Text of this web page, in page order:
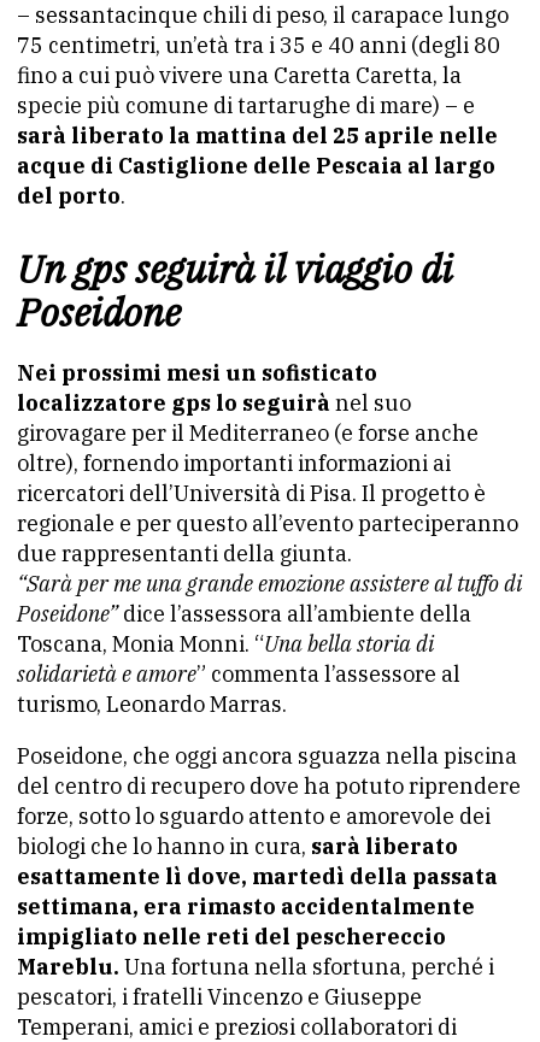
– sessantacinque chili di peso, il carapace lungo
75 centimetri, un’età tra i 35 e 40 anni (degli 80
fino a cui può vivere una Caretta Caretta, la
specie più comune di tartarughe di mare) – e
sarà liberato la mattina del 25 aprile nelle
acque di Castiglione delle Pescaia al largo
del porto.
Un gps seguirà il viaggio di
Poseidone
Nei prossimi mesi un sofisticato
localizzatore gps lo seguirà nel suo
girovagare per il Mediterraneo (e forse anche
oltre), fornendo importanti informazioni ai
ricercatori dell’Università di Pisa. Il progetto è
regionale e per questo all’evento parteciperanno
due rappresentanti della giunta.
“Sarà per me una grande emozione assistere al tuffo di
Poseidone”dice l’assessora all’ambiente della
Toscana, Monia Monni. “Una bella storia di
solidarietà e amore” commenta l’assessore al
turismo, Leonardo Marras.
Poseidone, che oggi ancora sguazza nella piscina
del centro di recupero dove ha potuto riprendere
forze, sotto lo sguardo attento e amorevole dei
biologi che lo hanno in cura, sarà liberato
esattamente lì dove, martedì della passata
settimana, era rimasto accidentalmente
impigliato nelle reti del peschereccio
Mareblu. Una fortuna nella sfortuna, perché i
pescatori, i fratelli Vincenzo e Giuseppe
Temperani, amici e preziosi collaboratori di